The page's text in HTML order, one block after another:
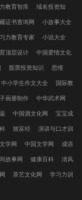
教育智库 域名投资知
证书查询网 小故事大全
力教育专家 小说大全
顶层设计 中国爱情文化
股票投资知识 思维
中小学生作文大全 国际教
画册制作 中华武术网
中国酒文化网 宝宝成
致富经 演讲与口才训
学网 中国文学网 成语
故事网 健康百科 清风
茶艺文化网 学习力训